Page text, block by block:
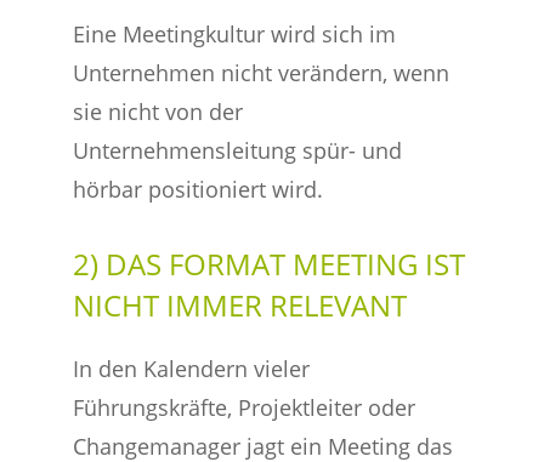
Eine Meetingkultur wird sich im
Unternehmen nicht verändern, wenn
sie nicht von der
Unternehmensleitung spür- und
hörbar positioniert wird.
2) DAS FORMAT MEETING IST
NICHT IMMER RELEVANT
In den Kalendern vieler
Führungskräfte, Projektleiter oder
Changemanager jagt ein Meeting das